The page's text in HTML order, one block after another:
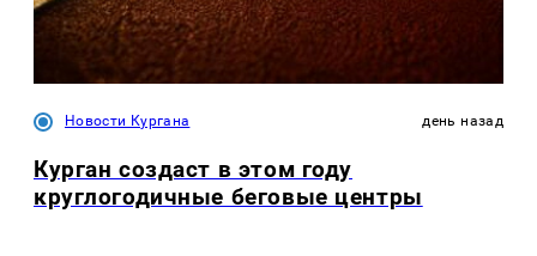
Новости Кургана день назад
Курган создаст в этом году
круглогодичные беговые центры